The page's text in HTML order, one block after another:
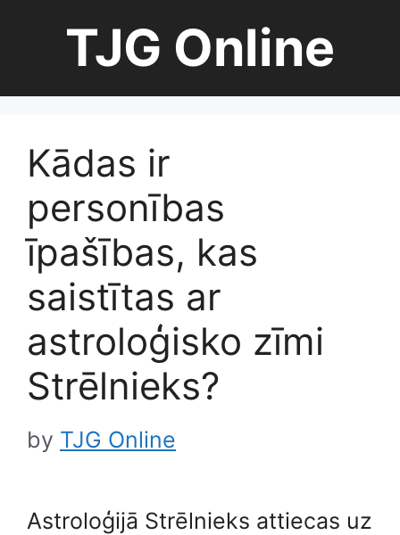
TJG Online
Kādas ir
personības
īpašības, kas
saistītas ar
astroloģisko zīmi
Strēlnieks?
by TJG Online
Astroloģijā Strēlnieks attiecas uz